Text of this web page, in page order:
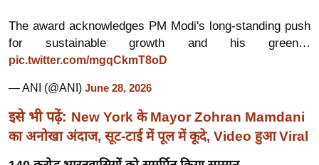
व
र्ल्ड
न्यू
ज
फ
म
नो
The award acknowledges PM Modi's long-standing push
for sustainable growth and his green…
pic.twitter.com/mgqCkmT8oD
— ANI (@ANI) June 28, 2026
इसे भी पढ़ें: New York के Mayor Zohran Mamdani
का अनोखा अंदाज, सूट-टाई में पूल में कूदे, Video हुआ Viral